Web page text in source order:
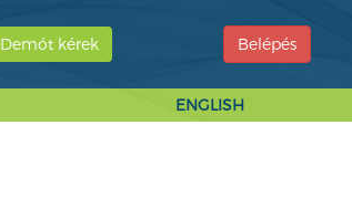
Demót kérek Belépés
ENGLISH